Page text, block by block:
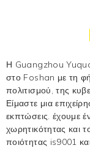
Η Guangzhou
στο Foshan με τη
πολιτισμού, της
Είμαστε μια
εκπτώσεις. έχουμε
χωρητικότητας και
ποιότητας is9001